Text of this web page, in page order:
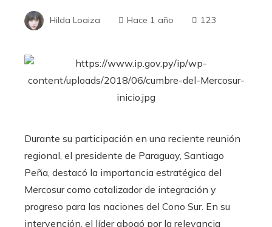
Hilda Loaiza Hace 1 año 123
Durante su participación en una reciente reunión
regional, el presidente de Paraguay, Santiago
Peña, destacó la importancia estratégica del
Mercosur como catalizador de integración y
progreso para las naciones del Cono Sur. En su
intervención, el líder abogó por la relevancia